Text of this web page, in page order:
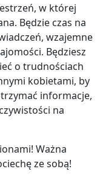
w której
Będzie czas na
wzajemne
Będziesz
o trudnościach
kobietami, by
informacje,
na
Ważna
ze sobą!